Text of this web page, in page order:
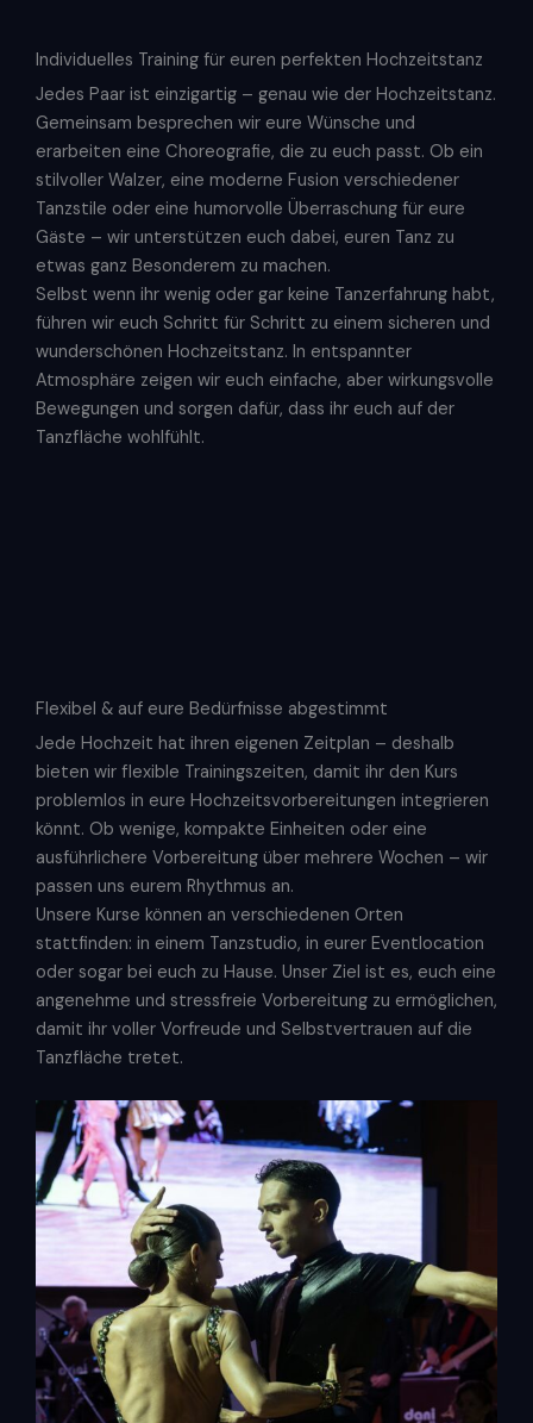
Individuelles Training für euren perfekten Hochzeitstanz
Jedes Paar ist einzigartig – genau wie der Hochzeitstanz.
Gemeinsam besprechen wir eure Wünsche und
erarbeiten eine Choreografie, die zu euch passt. Ob ein
stilvoller Walzer, eine moderne Fusion verschiedener
Tanzstile oder eine humorvolle Überraschung für eure
Gäste – wir unterstützen euch dabei, euren Tanz zu
etwas ganz Besonderem zu machen.
Selbst wenn ihr wenig oder gar keine Tanzerfahrung habt,
führen wir euch Schritt für Schritt zu einem sicheren und
wunderschönen Hochzeitstanz. In entspannter
Atmosphäre zeigen wir euch einfache, aber wirkungsvolle
Bewegungen und sorgen dafür, dass ihr euch auf der
Tanzfläche wohlfühlt.
Flexibel & auf eure Bedürfnisse abgestimmt
Jede Hochzeit hat ihren eigenen Zeitplan – deshalb
bieten wir flexible Trainingszeiten, damit ihr den Kurs
problemlos in eure Hochzeitsvorbereitungen integrieren
könnt. Ob wenige, kompakte Einheiten oder eine
ausführlichere Vorbereitung über mehrere Wochen – wir
passen uns eurem Rhythmus an.
Unsere Kurse können an verschiedenen Orten
stattfinden: in einem Tanzstudio, in eurer Eventlocation
oder sogar bei euch zu Hause. Unser Ziel ist es, euch eine
angenehme und stressfreie Vorbereitung zu ermöglichen,
damit ihr voller Vorfreude und Selbstvertrauen auf die
Tanzfläche tretet.